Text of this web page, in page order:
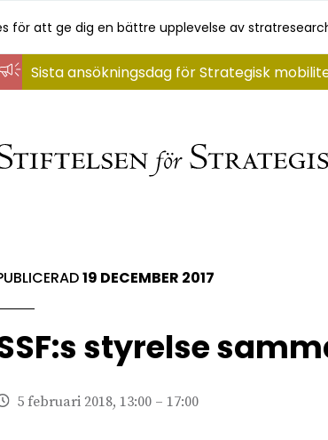
för att ge dig en bättre upplevelse av
Sista ansökningsdag för Strategisk
19 DECEMBER 2017
styrelse
5 februari 2018, 13:00 – 17:00